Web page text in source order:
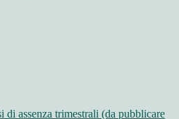
di assenza trimestrali (da pubblicare